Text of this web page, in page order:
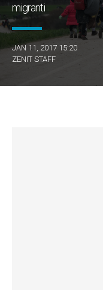
migranti
JAN 11, 2017 15:20
ZENIT STAFF